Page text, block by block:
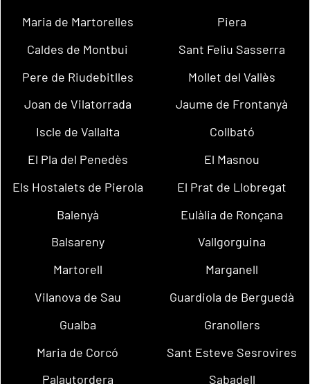
Maria de Martorelles
Piera
Caldes de Montbui
Sant Feliu Sasserra
Pere de Riudebitlles
Mollet del Vallès
Joan de Vilatorrada
Jaume de Frontanyà
Iscle de Vallalta
Collbató
El Pla del Penedès
El Masnou
Els Hostalets de Pierola
El Prat de Llobregat
Balenyà
Eulàlia de Ronçana
Balsareny
Vallgorguina
Martorell
Marganell
Vilanova de Sau
Guardiola de Berguedà
Gualba
Granollers
Maria de Corcó
Sant Esteve Sesrovires
Palautordera
Sabadell